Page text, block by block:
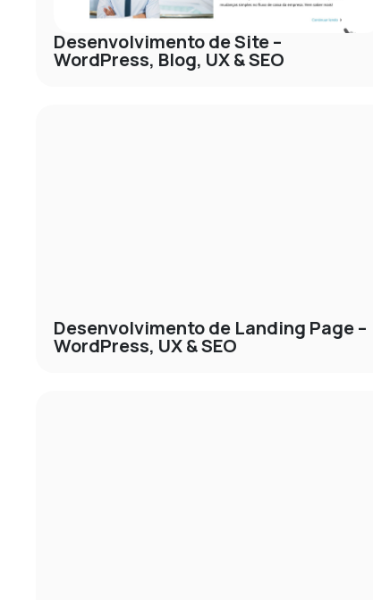
Desenvolvimento de Site –
WordPress, Blog, UX & SEO
Desenvolvimento de Landing Page –
WordPress, UX & SEO